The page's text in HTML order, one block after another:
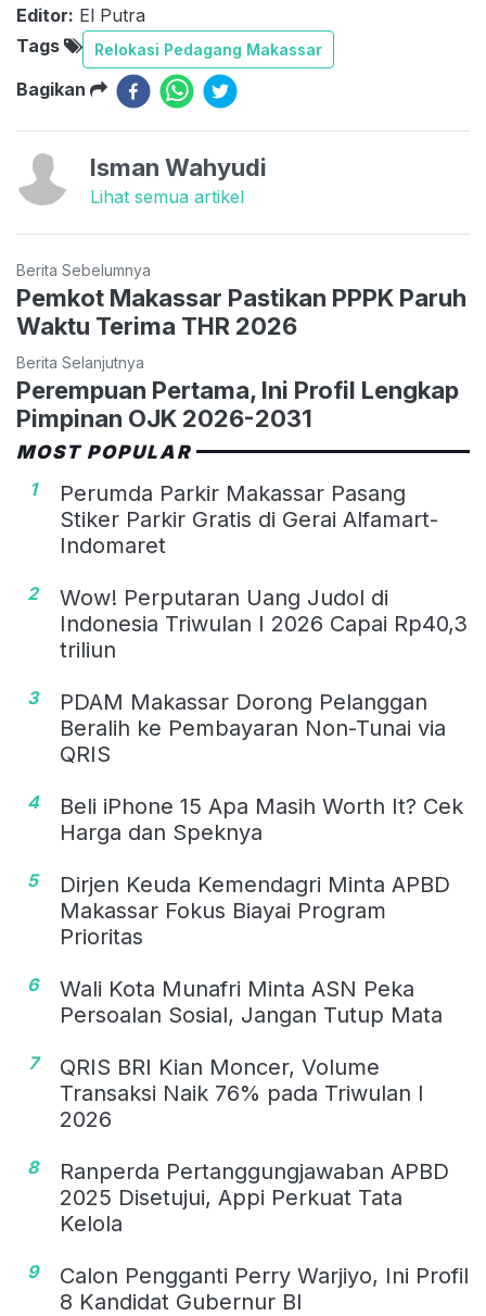
Editor: El Putra
Tags
Relokasi Pedagang Makassar
Bagikan
Isman Wahyudi
Lihat semua artikel
Berita Sebelumnya
Pemkot Makassar Pastikan PPPK Paruh
Waktu Terima THR 2026
Berita Selanjutnya
Perempuan Pertama, Ini Profil Lengkap
Pimpinan OJK 2026-2031
MOST POPULAR
1
Perumda Parkir Makassar Pasang
Stiker Parkir Gratis di Gerai Alfamart-
Indomaret
2
Wow! Perputaran Uang Judol di
Indonesia Triwulan I 2026 Capai Rp40,3
triliun
3
PDAM Makassar Dorong Pelanggan
Beralih ke Pembayaran Non-Tunai via
QRIS
4
Beli iPhone 15 Apa Masih Worth It? Cek
Harga dan Speknya
5
Dirjen Keuda Kemendagri Minta APBD
Makassar Fokus Biayai Program
Prioritas
6
Wali Kota Munafri Minta ASN Peka
Persoalan Sosial, Jangan Tutup Mata
7
QRIS BRI Kian Moncer, Volume
Transaksi Naik 76% pada Triwulan I
2026
8
Ranperda Pertanggungjawaban APBD
2025 Disetujui, Appi Perkuat Tata
Kelola
9
Calon Pengganti Perry Warjiyo, Ini Profil
8 Kandidat Gubernur BI